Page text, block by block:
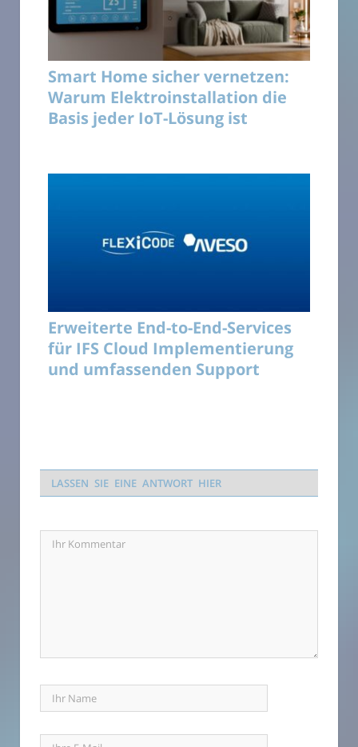
Smart Home sicher vernetzen:
Warum Elektroinstallation die
Basis jeder IoT-Lösung ist
Erweiterte End-to-End-Services
für IFS Cloud Implementierung
und umfassenden Support
LASSEN SIE EINE ANTWORT HIER